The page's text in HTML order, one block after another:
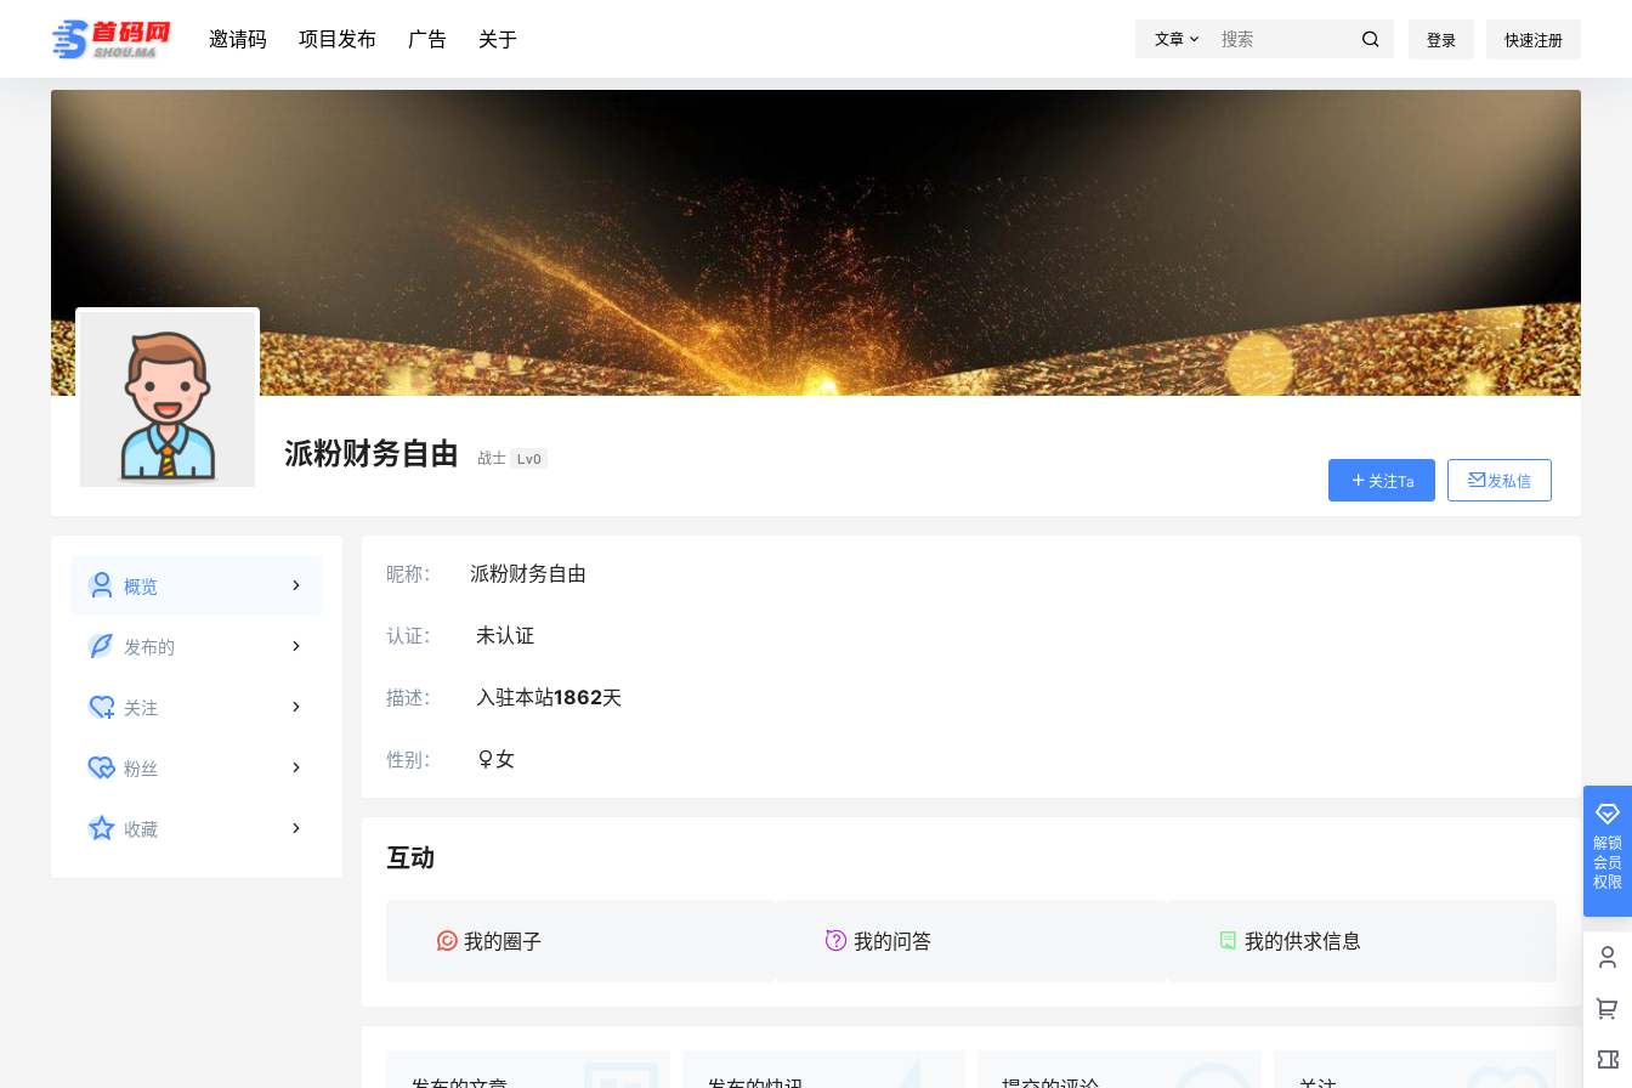
邀请码 项目发布 广告 关于 文章 登录 快速注册
派粉财务自由 战士 Lv0
关注Ta
发私信
概览
发布的
关注
粉丝
收藏
昵称： 派粉财务自由
认证： 未认证
描述： 入驻本站1862天
性别： 女
互动
我的圈子 我的问答 我的供求信息
解锁
会员
权限